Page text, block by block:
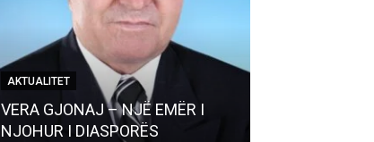
AKTUALITET
VERA GJONAJ – NJË EMËR I
NJOHUR I DIASPORËS